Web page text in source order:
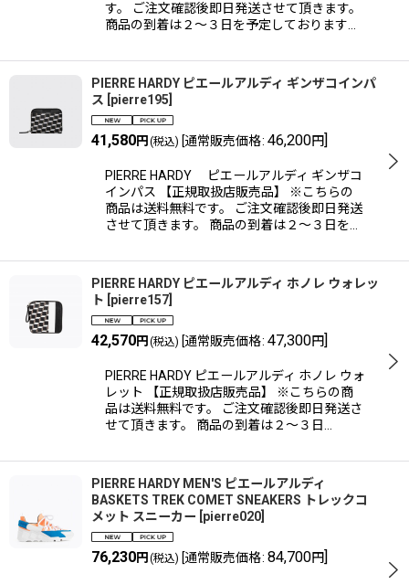
す。 ご注文確認後即日発送させて頂きます。
商品の到着は２〜３日を予定しております…
PIERRE HARDY ピエールアルディ ギンザコインパ
ス pierre195
41,580円 (税込) [通常販売価格: 46,200円]
PIERRE HARDY ピエールアルディ ギンザコ
インパス 【正規取扱店販売品】 ※こちらの
商品は送料無料です。 ご注文確認後即日発送
させて頂きます。 商品の到着は２〜３日を…
PIERRE HARDY ピエールアルディ ホノレ ウォレッ
ト pierre157
42,570円 (税込) [通常販売価格: 47,300円]
PIERRE HARDY ピエールアルディ ホノレ ウォ
レット 【正規取扱店販売品】 ※こちらの商
品は送料無料です。 ご注文確認後即日発送さ
せて頂きます。 商品の到着は２〜３日…
PIERRE HARDY MEN'S ピエールアルディ
BASKETS TREK COMET SNEAKERS トレックコ
メット スニーカー pierre020
76,230円 (税込) [通常販売価格: 84,700円]